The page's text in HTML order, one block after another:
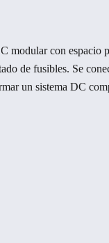
modular con espacio
de fusibles. Se
un sistema DC